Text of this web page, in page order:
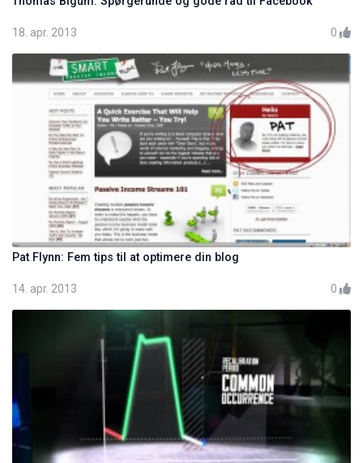
18. apr. 2013 0
Pat Flynn: Fem tips til at optimere din blog
14. apr. 2013 0